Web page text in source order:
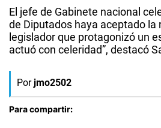
El jefe de Gabinete nacional
de Diputados haya aceptado la
legislador que protagonizó un
actuó con celeridad”, destacó
Por jmo2502
Para compartir: